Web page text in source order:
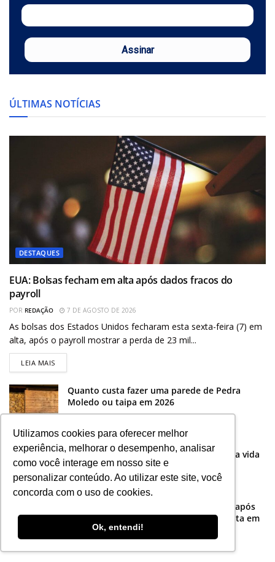
Utilizamos cookies para oferecer melhor
experiência, melhorar o desempenho, analisar
como você interage em nosso site e
personalizar conteúdo. Ao utilizar este site, você
concorda com o uso de cookies.
Ok, entendi!
Assinar
ÚLTIMAS NOTÍCIAS
DESTAQUES
EUA: Bolsas fecham em alta após dados fracos do
payroll
POR REDAÇÃO 7 DE AGOSTO DE 2026
As bolsas dos Estados Unidos fecharam esta sexta-feira (7) em
alta, após o payroll mostrar a perda de 23 mil...
LEIA MAIS
Quanto custa fazer uma parede de Pedra
Moledo ou taipa em 2026
7 DE AGOSTO DE 2026
Um concreto capaz de fechar pequenas
rachaduras sozinho promete aumentar a vida
útil de pontes, túneis e edifícios
7 DE AGOSTO DE 2026
Iene devolve quase metade dos ganhos após
intervenção histórica e mercado já aposta em
nova ação